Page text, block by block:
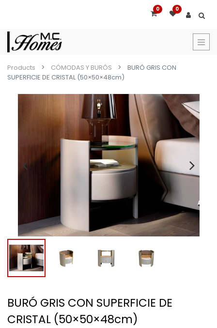
0 0
Products CÓMODAS Y BURÓS
BURÓ GRIS CON
SUPERFICIE DE CRISTAL (50×50×48cm)
BURÓ GRIS CON SUPERFICIE DE
CRISTAL (50×50×48cm)